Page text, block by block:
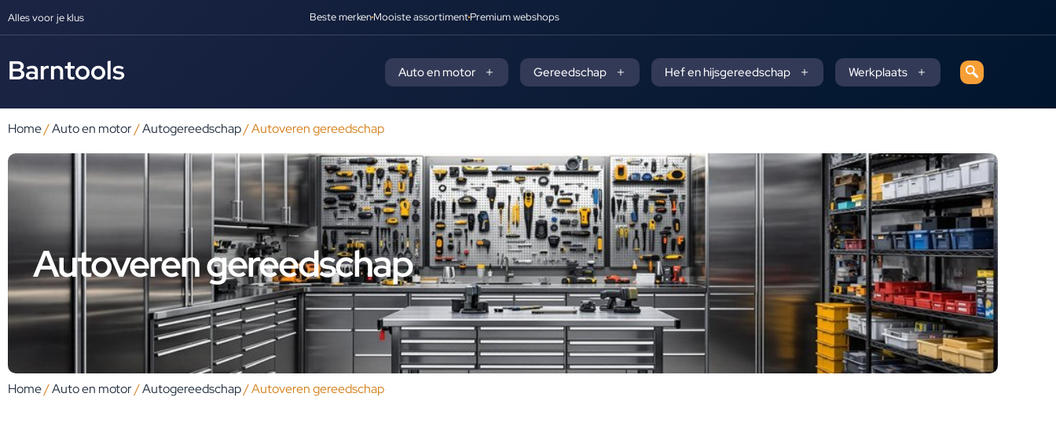
Alles voor je klus Beste merkenMooiste assortimentPremium webshops
Barntools Auto en motor Gereedschap Hef en hijsgereedschap Werkplaats
Home/Auto en motor/Autogereedschap/ Autoveren gereedschap
Autoveren gereedschap
Home/Auto en motor/Autogereedschap/ Autoveren gereedschap